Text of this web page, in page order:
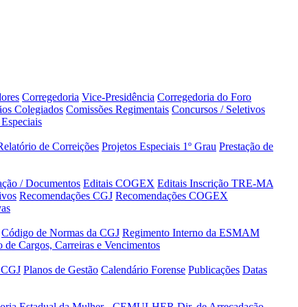
Corregedoria Vice-Presidência Corregedoria do Foro
Colegiados Comissões Regimentais Concursos / Seletivos
de Correições Projetos Especiais 1º Grau Prestação de
/ Documentos Editais COGEX Editais Inscrição TRE-MA
Recomendações CGJ Recomendações COGEX
Código de Normas da CGJ Regimento Interno da ESMAM
de Cargos, Carreiras e Vencimentos
Planos de Gestão Calendário Forense Publicações Datas